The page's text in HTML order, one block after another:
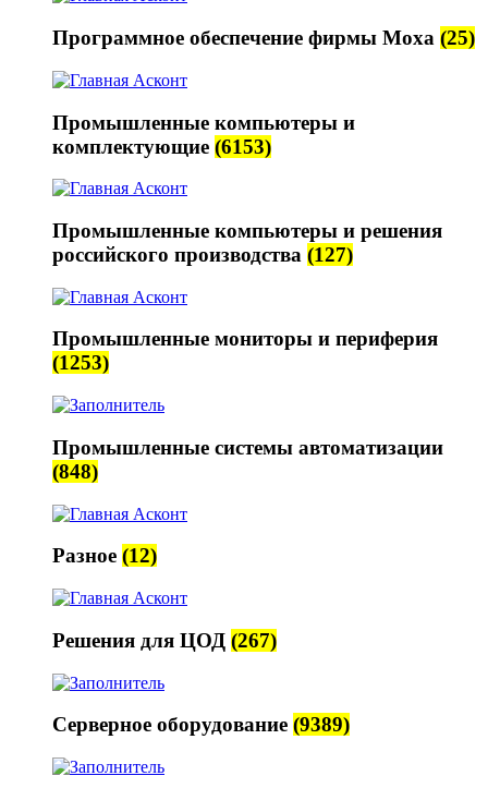
Программное обеспечение фирмы Moxa (25)
Промышленные компьютеры и
комплектующие (6153)
Промышленные компьютеры и решения
российского производства (127)
Промышленные мониторы и периферия
(1253)
Промышленные системы автоматизации
(848)
Разное (12)
Решения для ЦОД (267)
Серверное оборудование (9389)